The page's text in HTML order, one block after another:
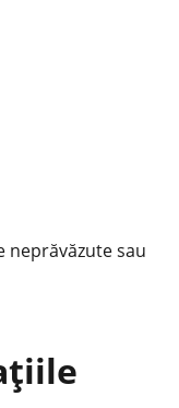
neprăvăzute sau